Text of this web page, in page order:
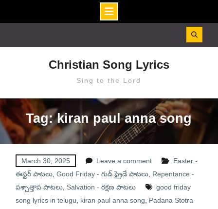
Christian Song Lyrics
Sing to the Lord
Tag: kiran paul anna song
March 30, 2025 Leave a comment
Easter -
ఈస్టర్ పాటలు, Good Friday - గుడ్ ఫ్రైడే పాటలు, Repentance -
పశ్చాత్తాప పాటలు, Salvation - రక్షణ పాటలు
good friday
song lyrics in telugu
kiran paul anna song
Padana Stotra